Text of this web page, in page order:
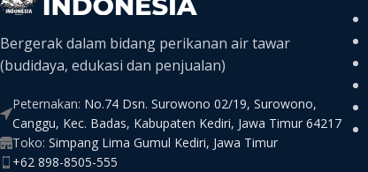
Bergerak dalam bidang perikanan air tawar
(budidaya, edukasi dan penjualan)
Peternakan: No.74 Dsn. Surowono 02/19, Surowono,
Canggu, Kec. Badas, Kabupaten Kediri, Jawa Timur 64217
Toko: Simpang Lima Gumul Kediri, Jawa Timur
+62 898-8505-555